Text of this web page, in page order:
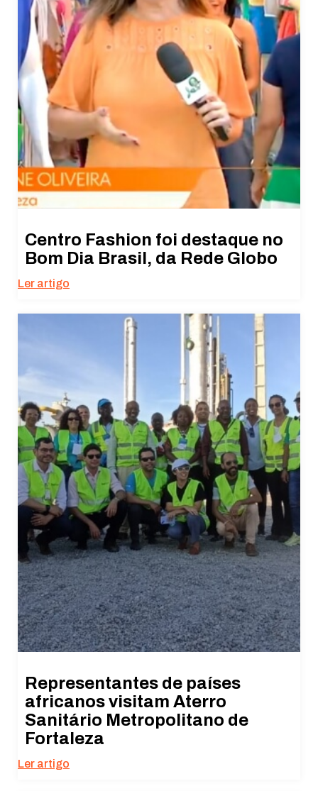
Centro Fashion foi destaque no
Bom Dia Brasil, da Rede Globo
Ler artigo
Representantes de países
africanos visitam Aterro
Sanitário Metropolitano de
Fortaleza
Ler artigo